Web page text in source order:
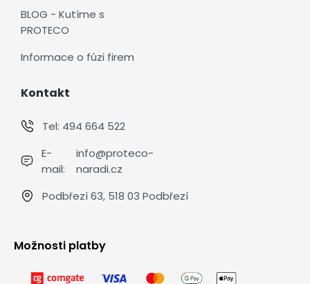
BLOG - Kutíme s
PROTECO
Informace o fúzi firem
Kontakt
Tel: 494 664 522
E-
mail:
info@proteco-
naradi.cz
Podbřezí 63, 518 03 Podbřezí
Možnosti platby